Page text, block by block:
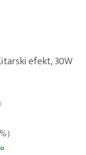
efekt, 30W
)